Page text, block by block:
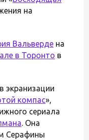
на
Вальверде на
в Торонто в
экранизации
компас»,
сериала
. Она
Серафины